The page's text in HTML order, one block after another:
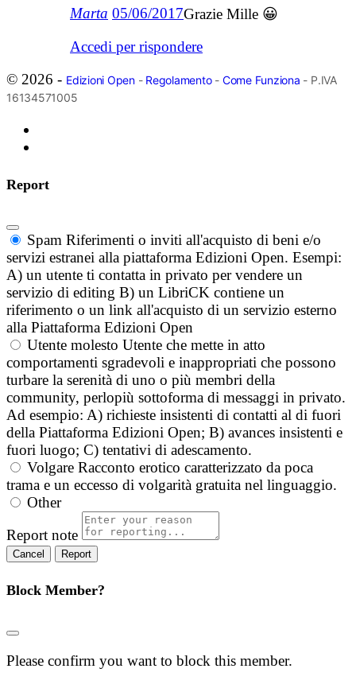
Marta 05/06/2017Grazie Mille 😀
Accedi per rispondere
© 2026 - Edizioni Open- Regolamento- Come Funziona - P.IVA
16134571005
Report
Spam Riferimenti o inviti all'acquisto di beni e/o
servizi estranei alla piattaforma Edizioni Open. Esempi:
A) un utente ti contatta in privato per vendere un
servizio di editing B) un LibriCK contiene un
riferimento o un link all'acquisto di un servizio esterno
alla Piattaforma Edizioni Open
Utente molesto Utente che mette in atto
comportamenti sgradevoli e inappropriati che possono
turbare la serenità di uno o più membri della
community, perlopiù sottoforma di messaggi in privato.
Ad esempio: A) richieste insistenti di contatti al di fuori
della Piattaforma Edizioni Open; B) avances insistenti e
fuori luogo; C) tentativi di adescamento.
Volgare Racconto erotico caratterizzato da poca
trama e un eccesso di volgarità gratuita nel linguaggio.
Other
Report note
Report
Block Member?
Please confirm you want to block this member.